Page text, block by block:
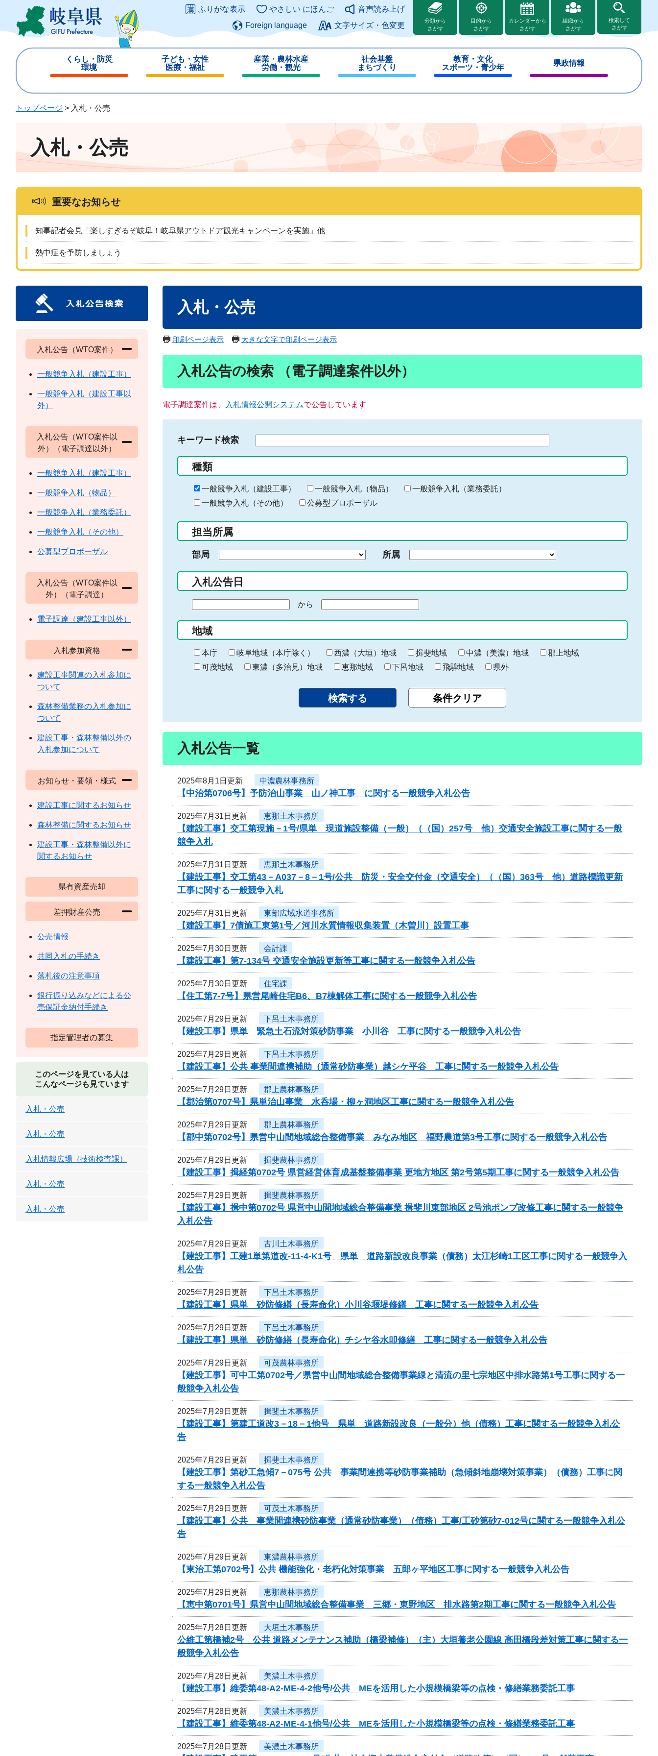
ジ
ュ
このページの本文へ
ふりがな表示 やさしい にほんご
音声読み上げ
Foreign language
文字サイズ・色変更
分類から
さがす
目的から
さがす
カレンダーから
さがす
組織から
さがす
検索して
さがす
くらし・防災
環境
じ
子ども・女性
医療・福祉
じ
産業・農林水産
労働・観光
じ
社会基盤
まちづくり
じ
教育・文化
スポーツ・青少年
じ
県政情報
じ
トップページ > 入札・公売
入札・公売
重要なお知らせ
知事記者会見「楽しすぎるぞ岐阜！岐阜県アウトドア観光キャンペーンを実施」他
熱中症を予防しましょう
入札・公売
印刷ページ表示 大きな文字で印刷ページ表示
入札公告の検索 （電子調達案件以外）
電子調達案件は、 入札情報公開システムで公告しています
キーワード検索
る
キ
ー
ー
入
力
種類
一般競争入札（建設工事） 一般競争入札（物品）
一般競争入札（業務委託）
一般競争入札（その他）
公募型プロポーザル
担当所属
部局 所属
入札公告日
の
始
ま
り
から
終
わ
り
地域
本庁 岐阜地域（本庁除く） 西濃（大垣）地域 揖斐地域 中濃（美濃）地域
郡上地域
可茂地域
東濃（多治見）地域 恵那地域 下呂地域 飛騨地域 県外
入札公告一覧
2025年8月1日更新 中濃農林事務所
【中治第0706号】予防治山事業 山ノ神工事 に関する一般競争入札公告
2025年7月31日更新 恵那土木事務所
【建設工事】交工第現施－1号/県単 現道施設整備（一般）（（国）257号 他）交通安全施設工事に関する一般
競争入札
2025年7月31日更新 恵那土木事務所
【建設工事】交工第43－A037－8－1号/公共 防災・安全交付金（交通安全）（（国）363号 他）道路標識更新
工事に関する一般競争入札
2025年7月31日更新 東部広域水道事務所
【建設工事】7債施工東第1号／河川水質情報収集装置（木曽川）設置工事
2025年7月30日更新 会計課
【建設工事】第7-134号 交通安全施設更新等工事に関する一般競争入札公告
2025年7月30日更新 住宅課
【住工第7-7号】県営尾崎住宅B6、B7棟解体工事に関する一般競争入札公告
2025年7月29日更新 下呂土木事務所
【建設工事】県単 緊急土石流対策砂防事業 小川谷 工事に関する一般競争入札公告
2025年7月29日更新 下呂土木事務所
【建設工事】公共 事業間連携補助（通常砂防事業）越シケ平谷 工事に関する一般競争入札公告
2025年7月29日更新 郡上農林事務所
【郡治第0707号】県単治山事業 水呑場・柳ヶ洞地区工事に関する一般競争入札公告
2025年7月29日更新 郡上農林事務所
【郡中第0702号】県営中山間地域総合整備事業 みなみ地区 福野農道第3号工事に関する一般競争入札公告
2025年7月29日更新 揖斐農林事務所
【建設工事】揖経第0702号 県営経営体育成基盤整備事業 更地方地区 第2号第5期工事に関する一般競争入札公告
2025年7月29日更新 揖斐農林事務所
【建設工事】揖中第0702号 県営中山間地域総合整備事業 揖斐川東部地区 2号池ポンプ改修工事に関する一般競争
入札公告
2025年7月29日更新 古川土木事務所
【建設工事】工建1単第道改-11-4-K1号 県単 道路新設改良事業（債務）太江杉崎1工区工事に関する一般競争入
札公告
2025年7月29日更新 下呂土木事務所
【建設工事】県単 砂防修繕（長寿命化）小川谷堰堤修繕 工事に関する一般競争入札公告
2025年7月29日更新 下呂土木事務所
【建設工事】県単 砂防修繕（長寿命化）チシヤ谷水叩修繕 工事に関する一般競争入札公告
2025年7月29日更新 可茂農林事務所
【建設工事】可中工第0702号／県営中山間地域総合整備事業緑と清流の里七宗地区中排水路第1号工事に関する一
般競争入札公告
2025年7月29日更新 揖斐土木事務所
【建設工事】第建工道改3－18－1他号 県単 道路新設改良（一般分）他（債務）工事に関する一般競争入札公
告
2025年7月29日更新 揖斐土木事務所
【建設工事】第砂工急傾7－075号 公共 事業間連携等砂防事業補助（急傾斜地崩壊対策事業）（債務）工事に関
する一般競争入札公告
2025年7月29日更新 可茂土木事務所
【建設工事】公共 事業間連携砂防事業（通常砂防事業）（債務）工事/工砂第砂7-012号に関する一般競争入札公
告
2025年7月29日更新 東濃農林事務所
【東治工第0702号】公共 機能強化・老朽化対策事業 五郎ヶ平地区工事に関する一般競争入札公告
2025年7月29日更新 恵那農林事務所
【恵中第0701号】県営中山間地域総合整備事業 三郷・東野地区 排水路第2期工事に関する一般競争入札公告
2025年7月28日更新 大垣土木事務所
公維工第橋補2号 公共 道路メンテナンス補助（橋梁補修）（主）大垣養老公園線 高田橋段差対策工事に関する一
般競争入札公告
2025年7月28日更新 美濃土木事務所
【建設工事】維委第48-A2-ME-4-2他号/公共 MEを活用した小規模橋梁等の点検・修繕業務委託工事
2025年7月28日更新 美濃土木事務所
【建設工事】維委第48-A2-ME-4-1他号/公共 MEを活用した小規模橋梁等の点検・修繕業務委託工事
2025年7月28日更新 美濃土木事務所
入札公告（WTO案件）
一般競争入札（建設工事）
一般競争入札（建設工事以
外）
入札公告（WTO案件以
外）（電子調達以外）
一般競争入札（建設工事）
一般競争入札（物品）
一般競争入札（業務委託）
一般競争入札（その他）
公募型プロポーザル
入札公告（WTO案件以
外）（電子調達）
電子調達（建設工事以外）
入札参加資格
建設工事関連の入札参加に
ついて
森林整備業務の入札参加に
ついて
建設工事・森林整備以外の
入札参加について
お知らせ・要領・様式
建設工事に関するお知らせ
森林整備に関するお知らせ
建設工事・森林整備以外に
関するお知らせ
県有資産売却
差押財産公売
公売情報
共同入札の手続き
落札後の注意事項
銀行振り込みなどによる公
売保証金納付手続き
指定管理者の募集
このページを見ている人は
こんなページも見ています
入札・公売
入札・公売
入札情報広場（技術検査課）
入札・公売
入札・公売